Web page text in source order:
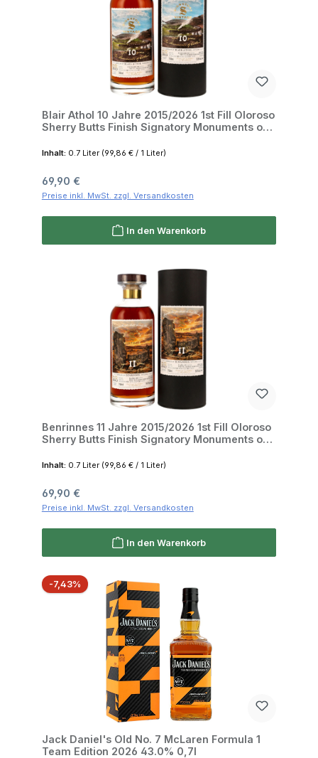
Blair Athol 10 Jahre 2015/2026 1st Fill Oloroso
Sherry Butts Finish Signatory Monuments of
Inhalt: 0.7 Liter (99,86 € / 1 Liter)
Regulärer Preis:
69,90 €
Preise inkl. MwSt. zzgl. Versandkosten
In den Warenkorb
Benrinnes 11 Jahre 2015/2026 1st Fill Oloroso
Sherry Butts Finish Signatory Monuments of
Inhalt: 0.7 Liter (99,86 € / 1 Liter)
Regulärer Preis:
69,90 €
Preise inkl. MwSt. zzgl. Versandkosten
In den Warenkorb
-7,43%Rabatt
Jack Daniel's Old No. 7 McLaren Formula 1
Team Edition 2026 43.0% 0,7l